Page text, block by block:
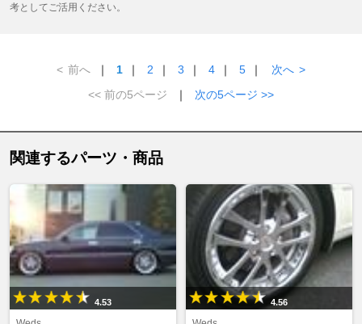
考としてご活用ください。
< 前へ ｜ 1 ｜ 2 ｜ 3 ｜ 4 ｜ 5 ｜ 次へ >
<< 前の5ページ
｜ 次の5ページ >>
関連するパーツ・商品
4.53 4.56